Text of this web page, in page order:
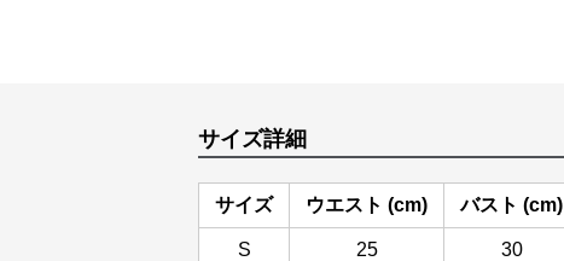
サイズ詳細
サイズ ウエスト (cm) バスト (cm)
S 25 30